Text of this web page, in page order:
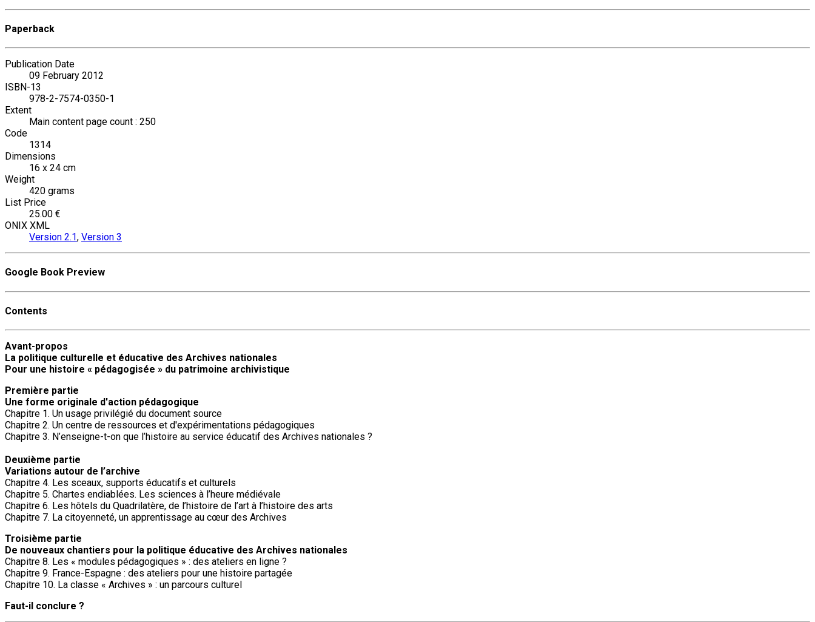
Paperback
Publication Date
09 February 2012
ISBN-13
978-2-7574-0350-1
Extent
Main content page count : 250
Code
1314
Dimensions
16 x 24 cm
Weight
420 grams
List Price
25.00 €
ONIX XML
Version 2.1, Version 3
Google Book Preview
Contents
Avant-propos
La politique culturelle et éducative des Archives nationales
Pour une histoire « pédagogisée » du patrimoine archivistique
Première partie
Une forme originale d'action pédagogique
Chapitre 1. Un usage privilégié du document source
Chapitre 2. Un centre de ressources et d'expérimentations pédagogiques
Chapitre 3. N’enseigne-t-on que l’histoire au service éducatif des Archives nationales ?
Deuxième partie
Variations autour de l’archive
Chapitre 4. Les sceaux, supports éducatifs et culturels
Chapitre 5. Chartes endiablées. Les sciences à l’heure médiévale
Chapitre 6. Les hôtels du Quadrilatère, de l’histoire de l’art à l’histoire des arts
Chapitre 7. La citoyenneté, un apprentissage au cœur des Archives
Troisième partie
De nouveaux chantiers pour la politique éducative des Archives nationales
Chapitre 8. Les « modules pédagogiques » : des ateliers en ligne ?
Chapitre 9. France-Espagne : des ateliers pour une histoire partagée
Chapitre 10. La classe « Archives » : un parcours culturel
Faut-il conclure ?